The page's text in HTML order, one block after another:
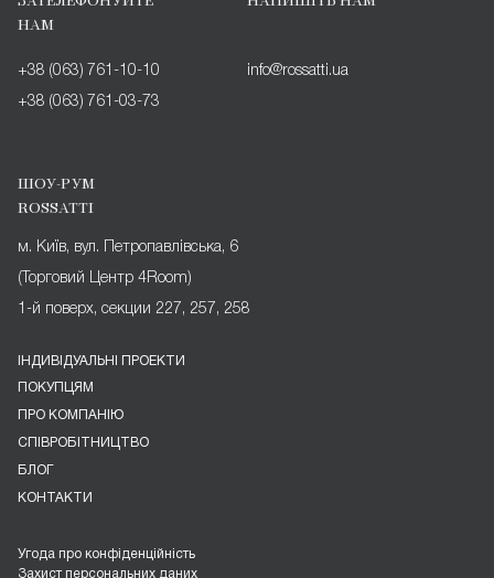
НАМ
+38 (063) 761-10-10
+38 (063) 761-03-73
info@rossatti.ua
ШОУ-РУМ
ROSSATTI
м. Київ, вул. Петропавлівська, 6
(Торговий Центр 4Room)
1-й поверх, секции 227, 257, 258
ІНДИВІДУАЛЬНІ ПРОЕКТИ
ПОКУПЦЯМ
ПРО КОМПАНІЮ
СПІВРОБІТНИЦТВО
БЛОГ
КОНТАКТИ
Угода про конфіденційність
Захист персональних даних